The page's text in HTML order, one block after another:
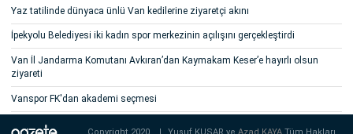
Yaz tatilinde dünyaca ünlü Van kedilerine ziyaretçi akını
İpekyolu Belediyesi iki kadın spor merkezinin açılışını gerçekleştirdi
Van İl Jandarma Komutanı Avkıran’dan Kaymakam Keser’e hayırlı olsun
ziyareti
Vanspor FK'dan akademi seçmesi